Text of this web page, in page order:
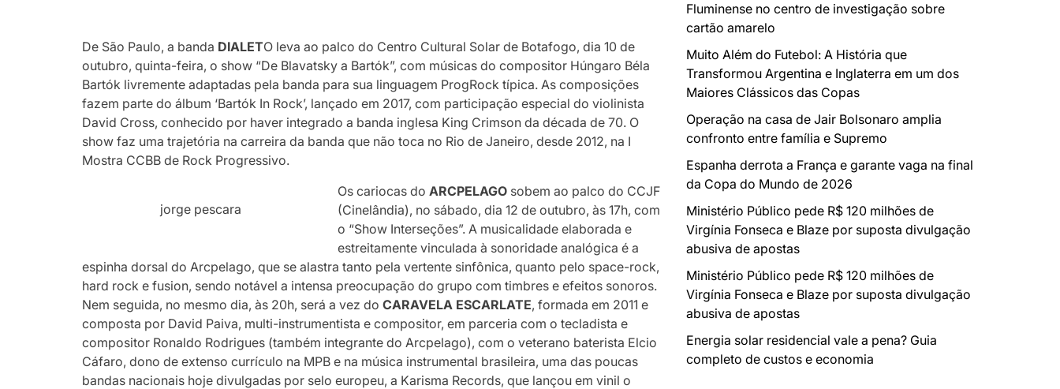
De São Paulo, a banda DIALETO leva ao palco do Centro Cultural Solar de Botafogo, dia 10 de
outubro, quinta-feira, o show “De Blavatsky a Bartók”, com músicas do compositor Húngaro Béla
Bartók livremente adaptadas pela banda para sua linguagem ProgRock típica. As composições
fazem parte do álbum ‘Bartók In Rock’, lançado em 2017, com participação especial do violinista
David Cross, conhecido por haver integrado a banda inglesa King Crimson da década de 70. O
show faz uma trajetória na carreira da banda que não toca no Rio de Janeiro, desde 2012, na I
Mostra CCBB de Rock Progressivo.
jorge pescara
Os cariocas doARCPELAGO sobem ao palco do CCJF
(Cinelândia), no sábado, dia 12 de outubro, às 17h, com
o “Show Interseções”. A musicalidade elaborada e
estreitamente vinculada à sonoridade analógica é a
espinha dorsal do Arcpelago, que se alastra tanto pela vertente sinfônica, quanto pelo space-rock,
hard rock e fusion, sendo notável a intensa preocupação do grupo com timbres e efeitos sonoros.
Nem seguida, no mesmo dia, às 20h, será a vez do CARAVELA ESCARLATE, formada em 2011 e
composta por David Paiva, multi-instrumentista e compositor, em parceria com o tecladista e
compositor Ronaldo Rodrigues (também integrante do Arcpelago), com o veterano baterista Elcio
Cáfaro, dono de extenso currículo na MPB e na música instrumental brasileira, uma das poucas
bandas nacionais hoje divulgadas por selo europeu, a Karisma Records, que lançou em vinil o
Fluminense no centro de investigação sobre
cartão amarelo
Muito Além do Futebol: A História que
Transformou Argentina e Inglaterra em um dos
Maiores Clássicos das Copas
Operação na casa de Jair Bolsonaro amplia
confronto entre família e Supremo
Espanha derrota a França e garante vaga na final
da Copa do Mundo de 2026
Ministério Público pede R$ 120 milhões de
Virgínia Fonseca e Blaze por suposta divulgação
abusiva de apostas
Ministério Público pede R$ 120 milhões de
Virgínia Fonseca e Blaze por suposta divulgação
abusiva de apostas
Energia solar residencial vale a pena? Guia
completo de custos e economia